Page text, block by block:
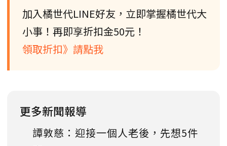
加入橘世代LINE好友，立即掌握橘世代大
小事！再即享折扣金50元！
領取折扣》請點我
更多新聞報導
譚敦慈：迎接一個人老後，先想5件